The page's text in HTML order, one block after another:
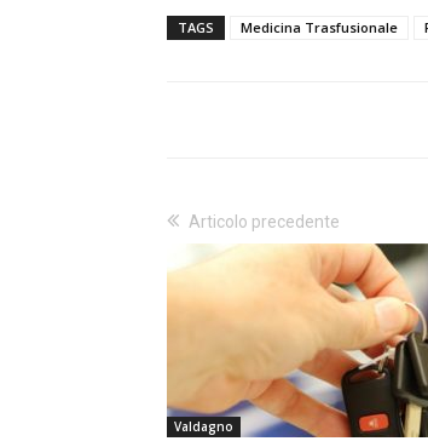
TAGS Medicina Trasfusionale
Articolo precedente
Valdagno